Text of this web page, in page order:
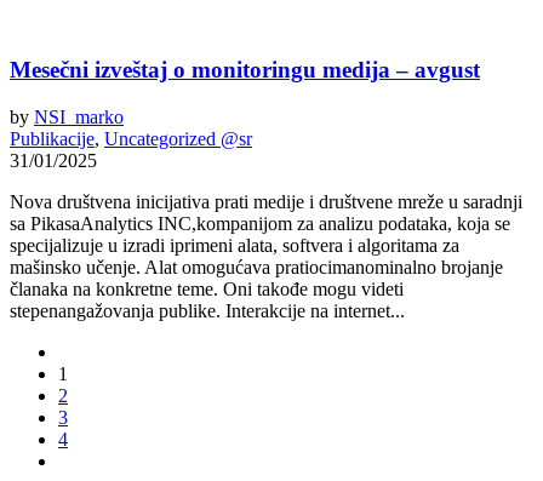
Mesečni izveštaj o monitoringu medija – avgust
by NSI_marko
Publikacije, Uncategorized @sr
31/01/2025
Nova društvena inicijativa prati medije i društvene mreže u saradnji
sa PikasaAnalytics INC,kompanijom za analizu podataka, koja se
specijalizuje u izradi iprimeni alata, softvera i algoritama za
mašinsko učenje. Alat omogućava pratiocimanominalno brojanje
članaka na konkretne teme. Oni takođe mogu videti
stepenangažovanja publike. Interakcije na internet...
1
2
3
4